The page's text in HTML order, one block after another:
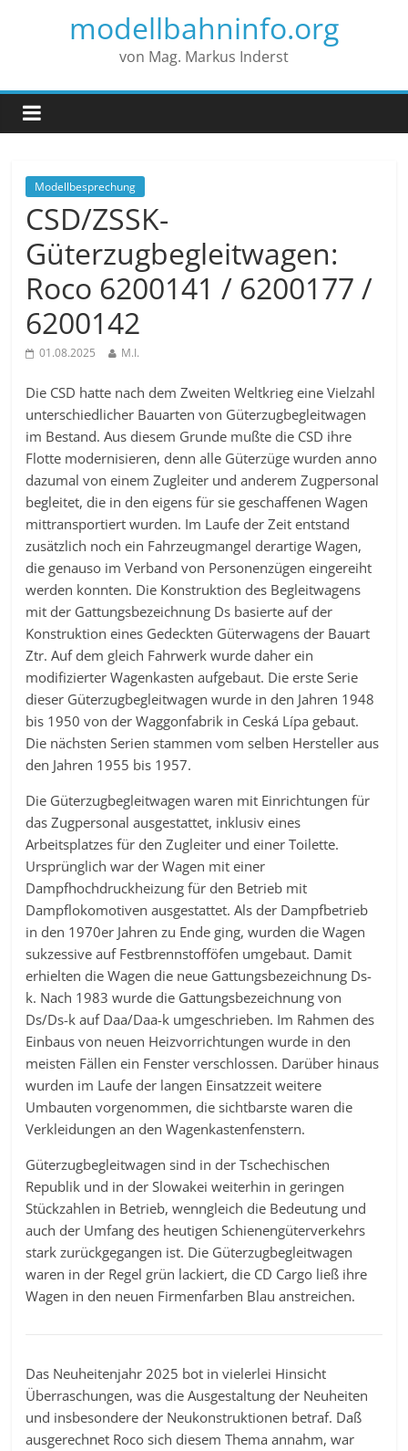
modellbahninfo.org
von Mag. Markus Inderst
Modellbesprechung
CSD/ZSSK-
Güterzugbegleitwagen:
Roco 6200141 / 6200177 /
6200142
01.08.2025 M.I.
Die CSD hatte nach dem Zweiten Weltkrieg eine Vielzahl
unterschiedlicher Bauarten von Güterzugbegleitwagen
im Bestand. Aus diesem Grunde mußte die CSD ihre
Flotte modernisieren, denn alle Güterzüge wurden anno
dazumal von einem Zugleiter und anderem Zugpersonal
begleitet, die in den eigens für sie geschaffenen Wagen
mittransportiert wurden. Im Laufe der Zeit entstand
zusätzlich noch ein Fahrzeugmangel derartige Wagen,
die genauso im Verband von Personenzügen eingereiht
werden konnten. Die Konstruktion des Begleitwagens
mit der Gattungsbezeichnung Ds basierte auf der
Konstruktion eines Gedeckten Güterwagens der Bauart
Ztr. Auf dem gleich Fahrwerk wurde daher ein
modifizierter Wagenkasten aufgebaut. Die erste Serie
dieser Güterzugbegleitwagen wurde in den Jahren 1948
bis 1950 von der Waggonfabrik in Ceská Lípa gebaut.
Die nächsten Serien stammen vom selben Hersteller aus
den Jahren 1955 bis 1957.
Die Güterzugbegleitwagen waren mit Einrichtungen für
das Zugpersonal ausgestattet, inklusiv eines
Arbeitsplatzes für den Zugleiter und einer Toilette.
Ursprünglich war der Wagen mit einer
Dampfhochdruckheizung für den Betrieb mit
Dampflokomotiven ausgestattet. Als der Dampfbetrieb
in den 1970er Jahren zu Ende ging, wurden die Wagen
sukzessive auf Festbrennstofföfen umgebaut. Damit
erhielten die Wagen die neue Gattungsbezeichnung Ds-
k. Nach 1983 wurde die Gattungsbezeichnung von
Ds/Ds-k auf Daa/Daa-k umgeschrieben. Im Rahmen des
Einbaus von neuen Heizvorrichtungen wurde in den
meisten Fällen ein Fenster verschlossen. Darüber hinaus
wurden im Laufe der langen Einsatzzeit weitere
Umbauten vorgenommen, die sichtbarste waren die
Verkleidungen an den Wagenkastenfenstern.
Güterzugbegleitwagen sind in der Tschechischen
Republik und in der Slowakei weiterhin in geringen
Stückzahlen in Betrieb, wenngleich die Bedeutung und
auch der Umfang des heutigen Schienengüterverkehrs
stark zurückgegangen ist. Die Güterzugbegleitwagen
waren in der Regel grün lackiert, die CD Cargo ließ ihre
Wagen in den neuen Firmenfarben Blau anstreichen.
Das Neuheitenjahr 2025 bot in vielerlei Hinsicht
Überraschungen, was die Ausgestaltung der Neuheiten
und insbesondere der Neukonstruktionen betraf. Daß
ausgerechnet Roco sich diesem Thema annahm, war